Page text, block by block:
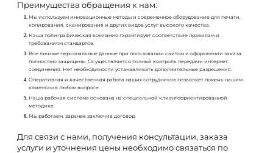
Преимущества обращения к нам:
Мы используем инновационные методы и современное оборудование для печати,
копирования, сканирования и других видов услуг высокого качества.
Наша полиграфическая компания гарантирует соответствие правилам и
требованиям стандартов.
Все личные персональные данные при пользовании сайтом и оформлении заказа
полностью защищены. Осуществляется полный контроль передачи интернет
соединения. Нет необходимости устанавливать дополнительные разрешения.
Оперативная и качественная работа наших сотрудников позволяет помочь нашим
клиентам в любом вопросе.
Наша рабочая система основана на специальной клиентоориентированной
методике.
Мы работаем, заранее заключив договор.
Для связи с нами, получения консультации, заказа
услуги и уточнения цены необходимо связаться по